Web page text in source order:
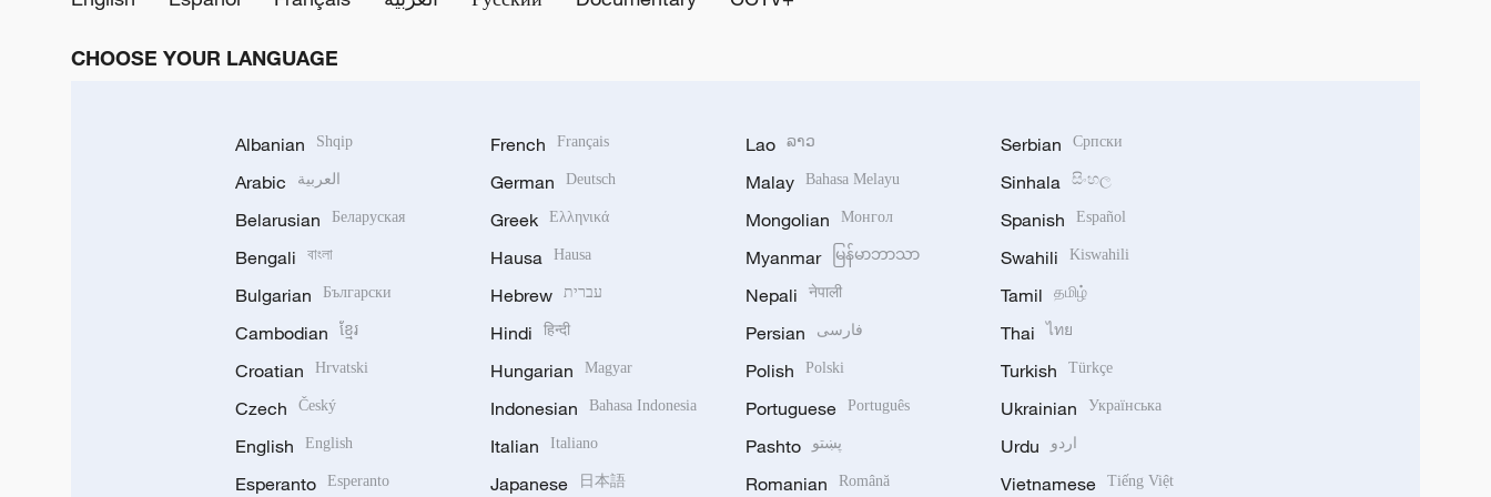
CHOOSE YOUR LANGUAGE
Albanian Shqip
Arabic العربية
Belarusian Беларуская
Bengali বাংলা
Bulgarian Български
Cambodian ខ្មែរ
Croatian Hrvatski
Czech Český
English English
Esperanto Esperanto
French Français
German Deutsch
Greek Ελληνικά
Hausa Hausa
Hebrew עברית
Hindi हिन्दी
Hungarian Magyar
Indonesian Bahasa Indonesia
Italian Italiano
Japanese 日本語
Lao ລາວ
Malay Bahasa Melayu
Mongolian Монгол
Myanmar မြန်မာဘာသာ
Nepali नेपाली
Persian فارسی
Polish Polski
Portuguese Português
Pashto پښتو
Romanian Română
Serbian Српски
Sinhala සිංහල
Spanish Español
Swahili Kiswahili
Tamil தமிழ்
Thai ไทย
Turkish Türkçe
Ukrainian Українська
Urdu اردو
Vietnamese Tiếng Việt